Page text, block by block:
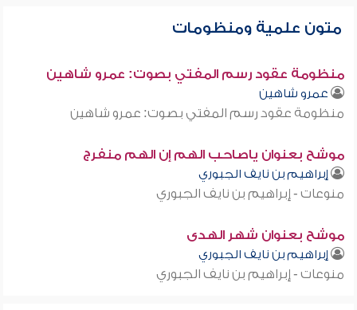
متون علمية ومنظومات
منظومة عقود رسم المفتي بصوت: عمرو شاهين
عمرو شاهين
منظومة عقود رسم المفتي بصوت: عمرو شاهين
موشح بعنوان ياصاحب الهم إن الهم منفرج
إبراهيم بن نايف الجبوري
منوعات - إبراهيم بن نايف الجبوري
موشح بعنوان شهر الهدى
إبراهيم بن نايف الجبوري
منوعات - إبراهيم بن نايف الجبوري